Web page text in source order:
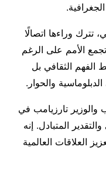
تترك وراءها اتصالًا
الأمم على الرغم
الفهم الثقافي بل
والحوار.
والوزير تارزيامب في
المتبادل. إنه
العلاقات العالمية